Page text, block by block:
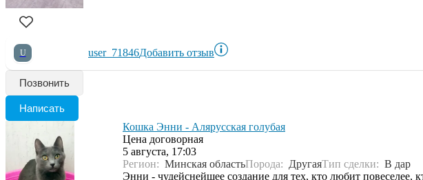
U user_71846Добавить отзыв
Позвонить
Написать
Кошка Энни - Алярусская голубая
Цена договорная
5 августа, 17:03
Регион: Минская областьПорода: ДругаяТип сделки: В дар
Энни - чудейснейшее создание для тех, кто любит